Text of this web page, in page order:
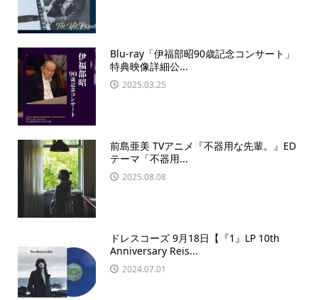
Blu-ray「伊福部昭90歳記念コンサート」
特典映像詳細公...
2025.03.25
前島亜美 TVアニメ『不器用な先輩。』ED
テーマ「不器用...
2025.08.08
ドレスコーズ 9月18日【『1』LP 10th
Anniversary Reis...
2024.07.01